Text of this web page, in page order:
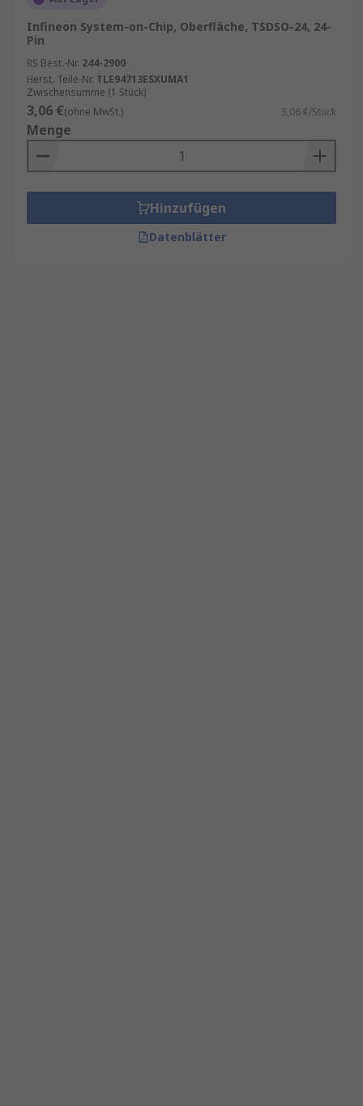
Infineon System-on-Chip, Oberfläche, TSDSO-24, 24-
Pin
RS Best.-Nr. 244-2900
Herst. Teile-Nr. TLE94713ESXUMA1
Zwischensumme (1 Stück)
3,06 €(ohne MwSt.) 3,06 €/Stück
Menge
Hinzufügen
Datenblätter